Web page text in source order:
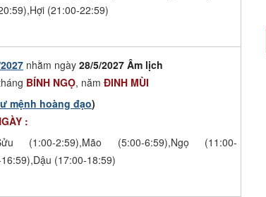
(21:00-22:59)
nhằm ngày 28/5/2027 Âm lịch
BÍNH NGỌ, năm ĐINH MÙI
mệnh hoàng đạo)
:
(1:00-2:59),Mão (5:00-6:59),Ngọ (11:00-
(17:00-18:59)